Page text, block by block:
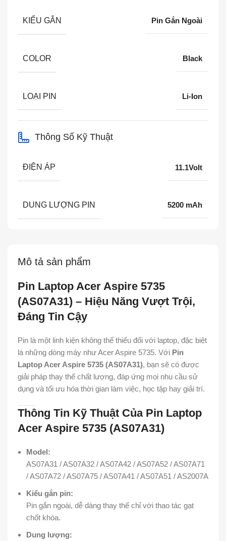
Mô tả sản phẩm
Pin Laptop Acer Aspire 5735
(AS07A31) – Hiệu Năng Vượt Trội,
Đáng Tin Cậy
Pin là một linh kiện không thể thiếu đối với laptop, đặc biệt
là những dòng máy như Acer Aspire 5735. Với Pin
Laptop Acer Aspire 5735 (AS07A31), bạn sẽ có được
giải pháp thay thế chất lượng, đáp ứng mọi nhu cầu sử
dụng và tối ưu hóa thời gian làm việc, học tập hay giải trí.
Thông Tin Kỹ Thuật Của Pin Laptop
Acer Aspire 5735 (AS07A31)
Model:
AS07A31 / AS07A32 / AS07A42 / AS07A52 / AS07A71
/ AS07A72 / AS07A75 / AS07A41 / AS07A51 / AS2007A
Kiểu gắn pin:
Pin gắn ngoài, dễ dàng thay thế chỉ với thao tác gạt
chốt khóa.
Dung lượng:
KIỂU GẮN Pin Gắn Ngoài
COLOR Black
LOẠI PIN Li-Ion
Thông Số Kỹ Thuật
ĐIỆN ÁP 11.1Volt
DUNG LƯỢNG PIN 5200 mAh